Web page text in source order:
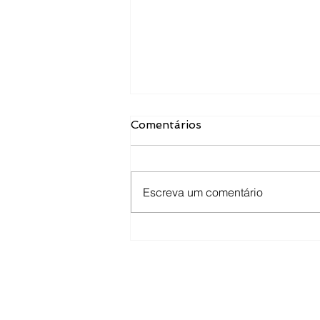
Comentários
Escreva um comentário